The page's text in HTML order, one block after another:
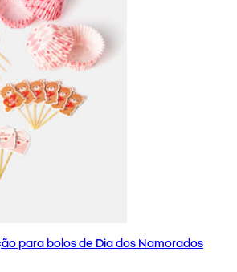
para bolos de Dia dos Namorados